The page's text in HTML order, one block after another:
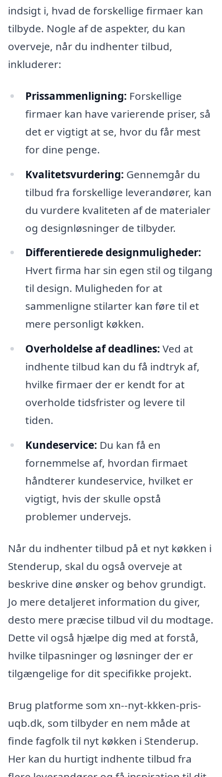
indsigt i, hvad de forskellige firmaer kan
tilbyde. Nogle af de aspekter, du kan
overveje, når du indhenter tilbud,
inkluderer:
Prissammenligning: Forskellige
firmaer kan have varierende priser, så
det er vigtigt at se, hvor du får mest
for dine penge.
Kvalitetsvurdering: Gennemgår du
tilbud fra forskellige leverandører, kan
du vurdere kvaliteten af de materialer
og designløsninger de tilbyder.
Differentierede designmuligheder:
Hvert firma har sin egen stil og tilgang
til design. Muligheden for at
sammenligne stilarter kan føre til et
mere personligt køkken.
Overholdelse af deadlines: Ved at
indhente tilbud kan du få indtryk af,
hvilke firmaer der er kendt for at
overholde tidsfrister og levere til
tiden.
Kundeservice: Du kan få en
fornemmelse af, hvordan firmaet
håndterer kundeservice, hvilket er
vigtigt, hvis der skulle opstå
problemer undervejs.
Når du indhenter tilbud på et nyt køkken i
Stenderup, skal du også overveje at
beskrive dine ønsker og behov grundigt.
Jo mere detaljeret information du giver,
desto mere præcise tilbud vil du modtage.
Dette vil også hjælpe dig med at forstå,
hvilke tilpasninger og løsninger der er
tilgængelige for dit specifikke projekt.
Brug platforme som xn--nyt-kkken-pris-
uqb.dk, som tilbyder en nem måde at
finde fagfolk til nyt køkken i Stenderup.
Her kan du hurtigt indhente tilbud fra